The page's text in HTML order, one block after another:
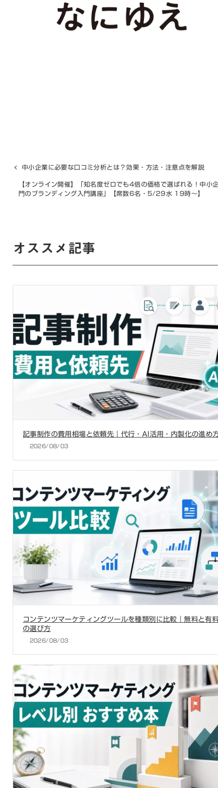
中小企業に必要な口コミ分析とは？効果・方法・注意点を解説
【オンライン開催】「知名度ゼロでも4倍の価格で選ばれる！中小
門のブランディング入門講座」【席数6名・5/29水 19時～】
オススメ記事
記事制作の費用相場と依頼先｜代行・AI活用・内製化の進め
2026/08/03
コンテンツマーケティングツールを種類別に比較｜無料と有
の選び方
2026/08/03